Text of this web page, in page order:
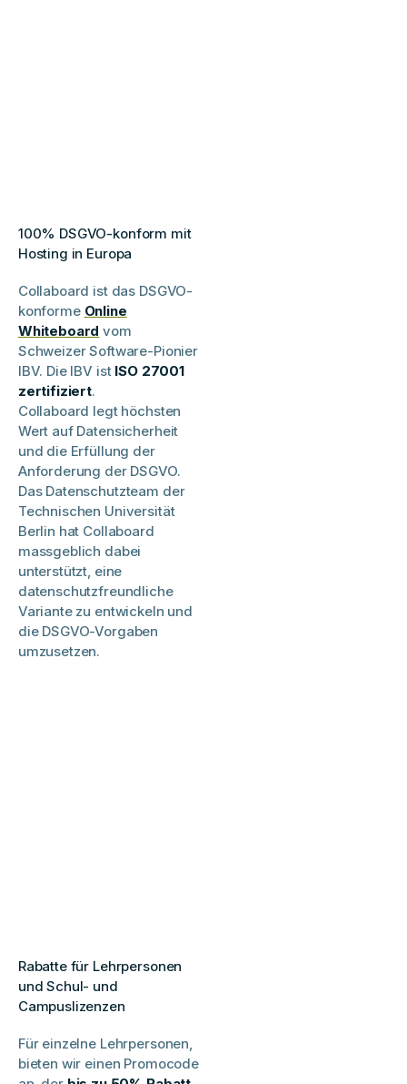
100% DSGVO-konform mit
Hosting in Europa
Collaboard ist das DSGVO-
konforme Online
Whiteboard vom
Schweizer Software-Pionier
IBV. Die IBV ist ISO 27001
zertifiziert.
Collaboard legt höchsten
Wert auf Datensicherheit
und die Erfüllung der
Anforderung der DSGVO.
Das Datenschutzteam der
Technischen Universität
Berlin hat Collaboard
massgeblich dabei
unterstützt, eine
datenschutzfreundliche
Variante zu entwickeln und
die DSGVO-Vorgaben
umzusetzen.
Rabatte für Lehrpersonen
und Schul- und
Campuslizenzen
Für einzelne Lehrpersonen,
bieten wir einen Promocode